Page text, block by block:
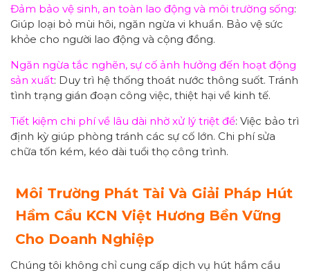
Đảm bảo vệ sinh, an toàn lao động và môi trường sống:
Giúp loại bỏ mùi hôi, ngăn ngừa vi khuẩn. Bảo vệ sức
khỏe cho người lao động và cộng đồng.
Ngăn ngừa tắc nghẽn, sự cố ảnh hưởng đến hoạt động
sản xuất: Duy trì hệ thống thoát nước thông suốt. Tránh
tình trạng gián đoạn công việc, thiệt hại về kinh tế.
Tiết kiệm chi phí về lâu dài nhờ xử lý triệt để: Việc bảo trì
định kỳ giúp phòng tránh các sự cố lớn. Chi phí sửa
chữa tốn kém, kéo dài tuổi thọ công trình.
Môi Trường Phát Tài Và Giải Pháp Hút
Hầm Cầu KCN Việt Hương Bền Vững
Cho Doanh Nghiệp
Chúng tôi không chỉ cung cấp dịch vụ hút hầm cầu